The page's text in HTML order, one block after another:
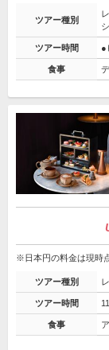
ツアー種別
ツアー時間 ●
食事
※日本円の料金は現時
ツアー種別
ツアー時間
食事